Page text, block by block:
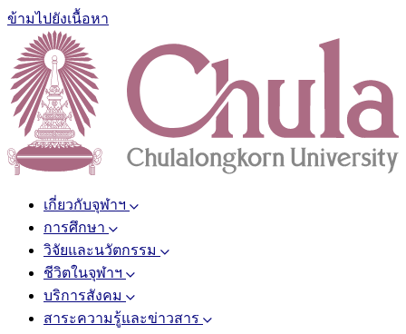
ข้ามไปยังเนื้อหา
เกี่ยวกับจุฬาฯ
การศึกษา
วิจัยและนวัตกรรม
ชีวิตในจุฬาฯ
บริการสังคม
สาระความรู้และข่าวสาร